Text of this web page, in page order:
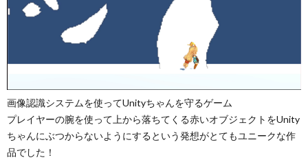
画像認識システムを使ってUnityちゃんを守るゲーム
プレイヤーの腕を使って上から落ちてくる赤いオブジェクトをUnity
ちゃんにぶつからないようにするという発想がとてもユニークな作
品でした！